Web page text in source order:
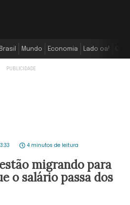
Brasil Mundo Economia Lado oa!
4 minutos de leitura
migrando para
o salário passa dos